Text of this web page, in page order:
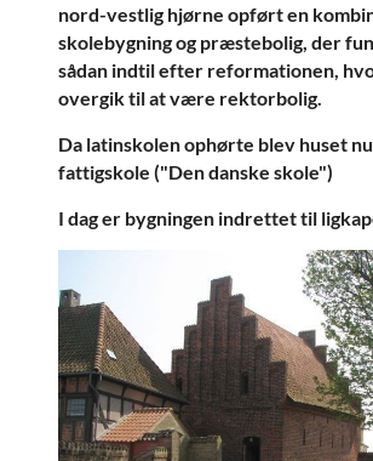
nord-vestlig hjørne opført en
skolebygning og præstebolig, der
sådan indtil efter reformationen,
overgik til at være rektorbolig.
Da latinskolen ophørte blev huset
fattigskole ("Den danske skole")
I dag er bygningen indrettet til